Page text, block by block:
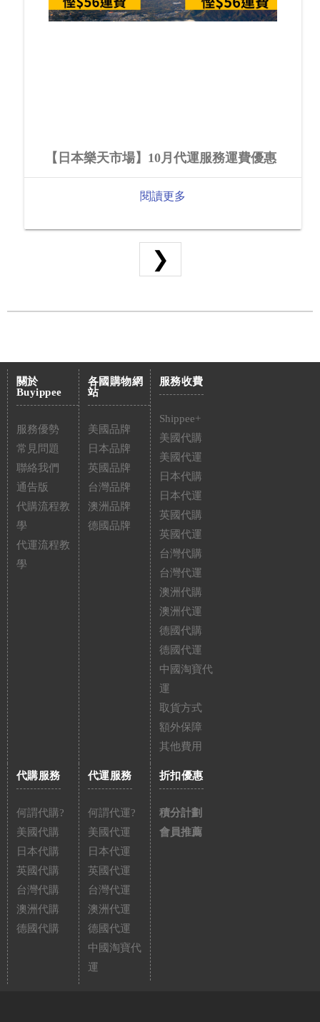
【日本樂天市場】10月代運服務運費優惠
閱讀更多
❯
關於
Buyippee
服務優勢
常見問題
聯絡我們
通告版
代購流程教
學
代運流程教
學
各國購物網
站
美國品牌
日本品牌
英國品牌
台灣品牌
澳洲品牌
德國品牌
服務收費
Shippee+
美國代購
美國代運
日本代購
日本代運
英國代購
英國代運
台灣代購
台灣代運
澳洲代購
澳洲代運
德國代購
德國代運
中國淘寶代
運
取貨方式
額外保障
其他費用
代購服務
何謂代購?
美國代購
日本代購
英國代購
台灣代購
澳洲代購
德國代購
代運服務
何謂代運?
美國代運
日本代運
英國代運
台灣代運
澳洲代運
德國代運
中國淘寶代
運
折扣優惠
積分計劃
會員推薦